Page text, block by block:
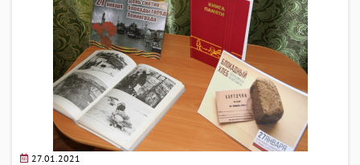
27.01.2021